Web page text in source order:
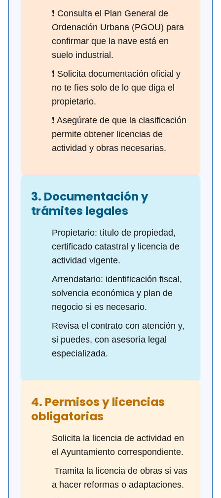
❗ Consulta el Plan General de
Ordenación Urbana (PGOU) para
confirmar que la nave está en
suelo industrial.
❗ Solicita documentación oficial y
no te fíes solo de lo que diga el
propietario.
❗ Asegúrate de que la clasificación
permite obtener licencias de
actividad y obras necesarias.
3. Documentación y
trámites legales
Propietario: título de propiedad,
certificado catastral y licencia de
actividad vigente.
Arrendatario: identificación fiscal,
solvencia económica y plan de
negocio si es necesario.
Revisa el contrato con atención y,
si puedes, con asesoría legal
especializada.
4. Permisos y licencias
obligatorias
Solicita la licencia de actividad en
el Ayuntamiento correspondiente.
️ Tramita la licencia de obras si vas
a hacer reformas o adaptaciones.